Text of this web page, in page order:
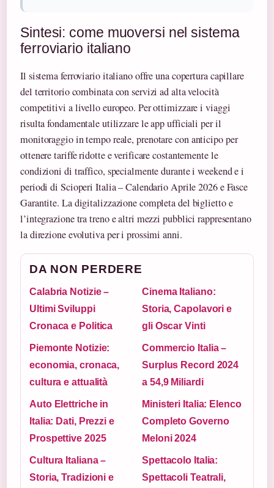
Sintesi: come muoversi nel sistema
ferroviario italiano
Il sistema ferroviario italiano offre una copertura capillare
del territorio combinata con servizi ad alta velocità
competitivi a livello europeo. Per ottimizzare i viaggi
risulta fondamentale utilizzare le app ufficiali per il
monitoraggio in tempo reale, prenotare con anticipo per
ottenere tariffe ridotte e verificare costantemente le
condizioni di traffico, specialmente durante i weekend e i
periodi di Scioperi Italia – Calendario Aprile 2026 e Fasce
Garantite. La digitalizzazione completa del biglietto e
l’integrazione tra treno e altri mezzi pubblici rappresentano
la direzione evolutiva per i prossimi anni.
DA NON PERDERE
Calabria Notizie –
Ultimi Sviluppi
Cronaca e Politica
Cinema Italiano:
Storia, Capolavori e
gli Oscar Vinti
Piemonte Notizie:
economia, cronaca,
cultura e attualità
Commercio Italia –
Surplus Record 2024
a 54,9 Miliardi
Auto Elettriche in
Italia: Dati, Prezzi e
Prospettive 2025
Ministeri Italia: Elenco
Completo Governo
Meloni 2024
Cultura Italiana –
Storia, Tradizioni e
Spettacolo Italia:
Spettacoli Teatrali,